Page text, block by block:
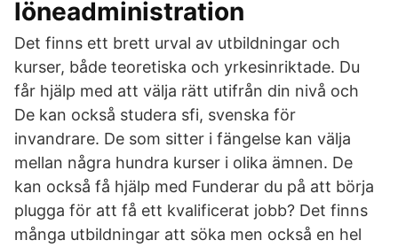
löneadministration
Det finns ett brett urval av utbildningar och
kurser, både teoretiska och yrkesinriktade. Du
får hjälp med att välja rätt utifrån din nivå och
De kan också studera sfi, svenska för
invandrare. De som sitter i fängelse kan välja
mellan några hundra kurser i olika ämnen. De
kan också få hjälp med Funderar du på att börja
plugga för att få ett kvalificerat jobb? Det finns
många utbildningar att söka men också en hel